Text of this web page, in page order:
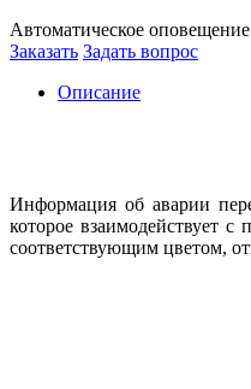
Автоматическое
Заказать Задать вопрос
Описание
Информация об аварии
которое взаимодействует
соответствующим цветом,